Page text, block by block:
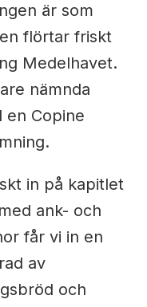
är som
flörtar friskt
Medelhavet.
nämnda
en Copine
in på kapitlet
ank- och
får vi in en
av
och